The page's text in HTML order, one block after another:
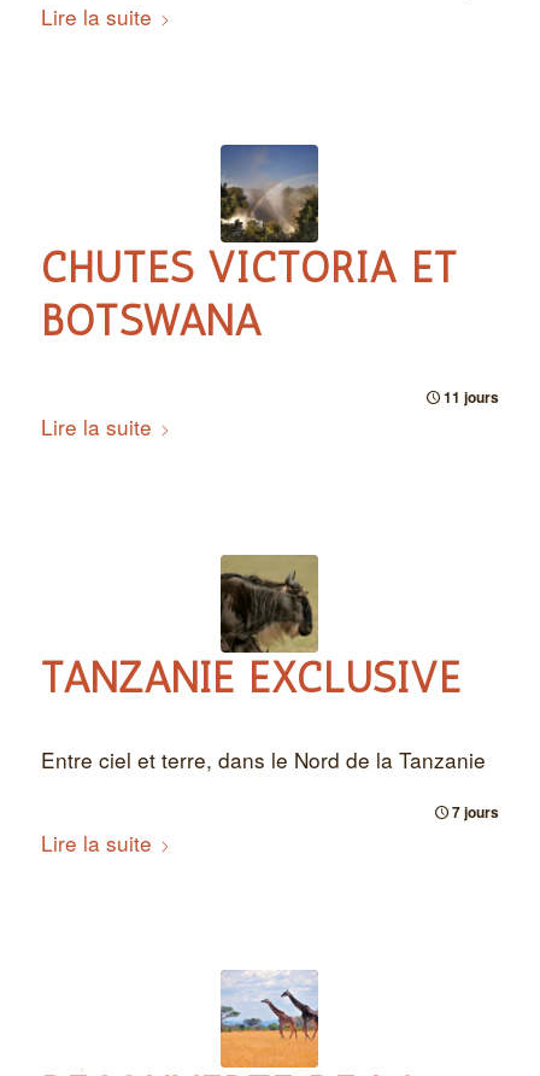
Lire la suite
CHUTES VICTORIA ET
BOTSWANA
11 jours
Lire la suite
TANZANIE EXCLUSIVE
Entre ciel et terre, dans le Nord de la Tanzanie
7 jours
Lire la suite